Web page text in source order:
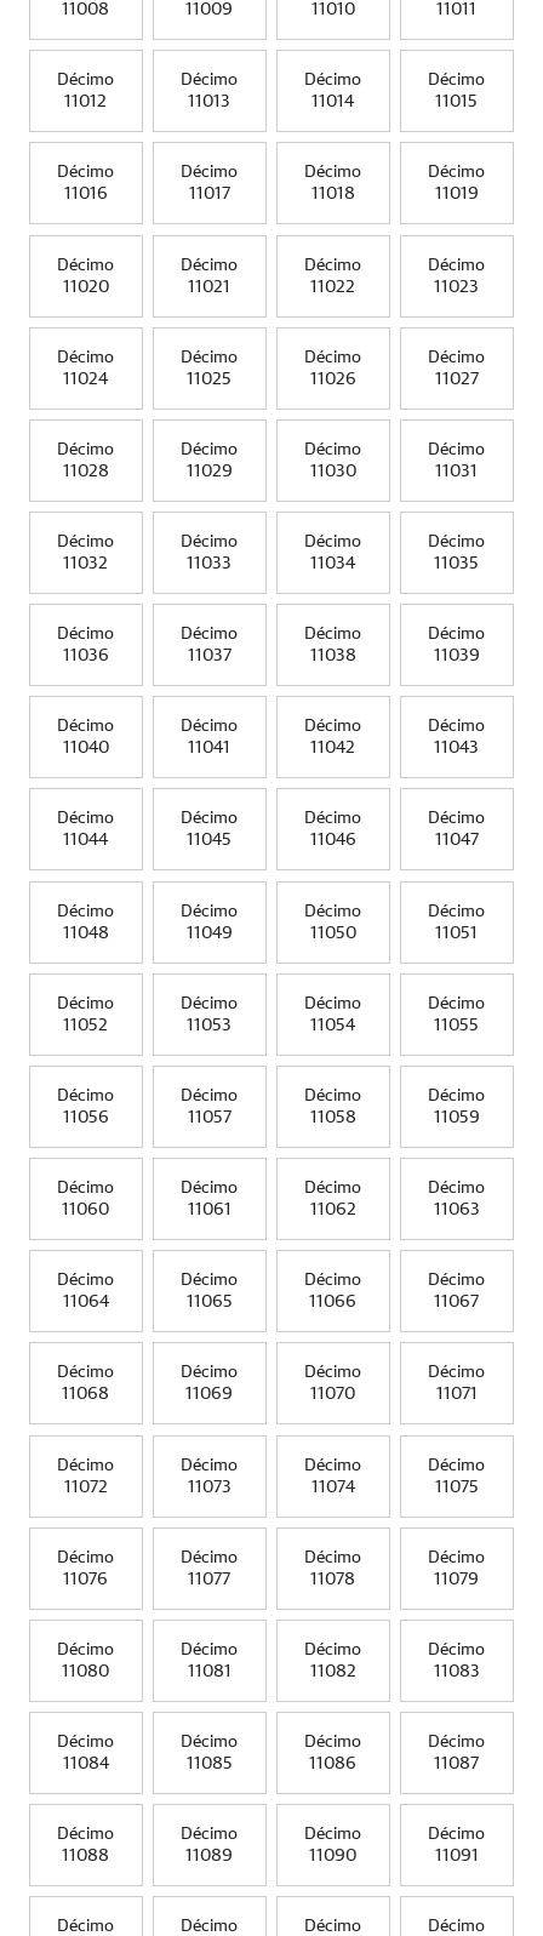
11008
11009
11010
11011
Décimo
11012
Décimo
11013
Décimo
11014
Décimo
11015
Décimo
11016
Décimo
11017
Décimo
11018
Décimo
11019
Décimo
11020
Décimo
11021
Décimo
11022
Décimo
11023
Décimo
11024
Décimo
11025
Décimo
11026
Décimo
11027
Décimo
11028
Décimo
11029
Décimo
11030
Décimo
11031
Décimo
11032
Décimo
11033
Décimo
11034
Décimo
11035
Décimo
11036
Décimo
11037
Décimo
11038
Décimo
11039
Décimo
11040
Décimo
11041
Décimo
11042
Décimo
11043
Décimo
11044
Décimo
11045
Décimo
11046
Décimo
11047
Décimo
11048
Décimo
11049
Décimo
11050
Décimo
11051
Décimo
11052
Décimo
11053
Décimo
11054
Décimo
11055
Décimo
11056
Décimo
11057
Décimo
11058
Décimo
11059
Décimo
11060
Décimo
11061
Décimo
11062
Décimo
11063
Décimo
11064
Décimo
11065
Décimo
11066
Décimo
11067
Décimo
11068
Décimo
11069
Décimo
11070
Décimo
11071
Décimo
11072
Décimo
11073
Décimo
11074
Décimo
11075
Décimo
11076
Décimo
11077
Décimo
11078
Décimo
11079
Décimo
11080
Décimo
11081
Décimo
11082
Décimo
11083
Décimo
11084
Décimo
11085
Décimo
11086
Décimo
11087
Décimo
11088
Décimo
11089
Décimo
11090
Décimo
11091
Décimo Décimo Décimo Décimo